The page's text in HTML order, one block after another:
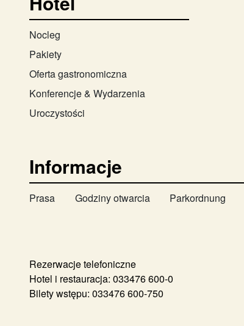
Nocleg
Pakiety
Oferta gastronomiczna
Konferencje & Wydarzenia
Uroczystości
Informacje
Prasa Godziny otwarcia Parkordnung
Rezerwacje telefoniczne
Hotel i restauracja: 033476 600-0
Bilety wstępu: 033476 600-750